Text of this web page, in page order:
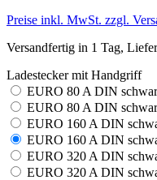
Preise inkl. MwSt. zzgl.
Versandfertig in 1 Tag,
Ladestecker mit Handgriff
EURO 80 A DIN
EURO 80 A DIN
EURO 160 A DIN
EURO 160 A DIN
EURO 320 A DIN
EURO 320 A DIN